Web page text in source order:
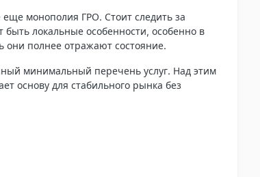
монополия ГРО. Стоит следить за
локальные особенности, особенно в
они полнее отражают состояние.
минимальный перечень услуг. Над этим
основу для стабильного рынка без